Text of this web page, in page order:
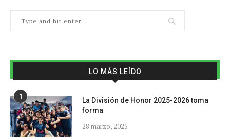
LO MÁS LEÍDO
1
La División de Honor 2025-2026 toma
forma
28 marzo, 2025